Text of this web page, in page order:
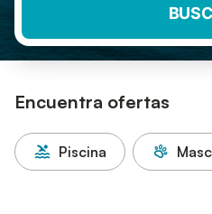
Encuentra ofertas
Piscina